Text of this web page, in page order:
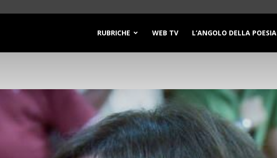
RUBRICHE WEB TV L’ANGOLO DELLA POESIA